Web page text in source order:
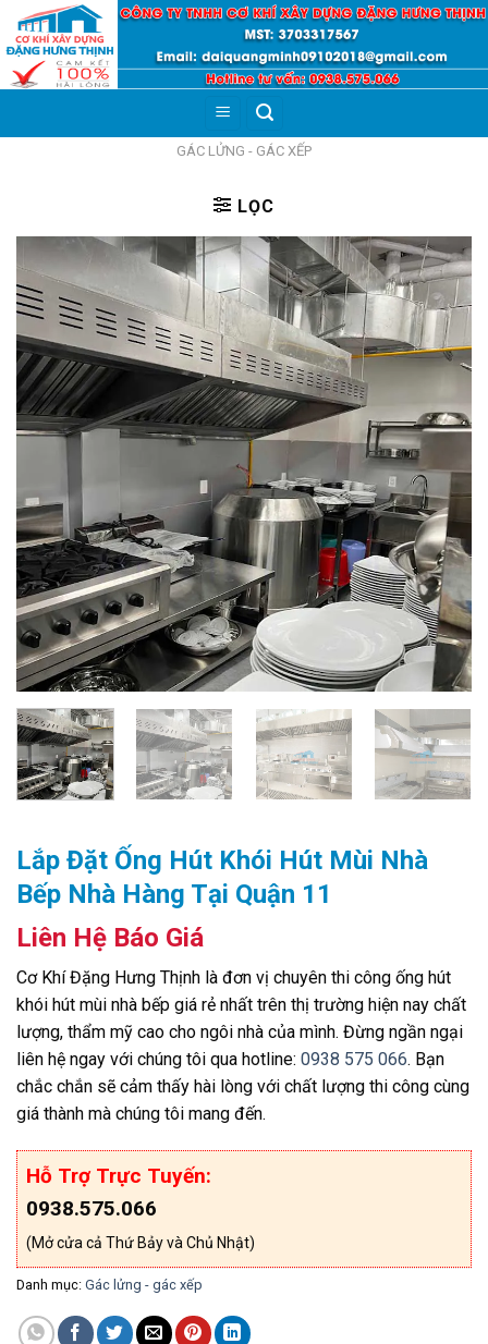
Skip
content
GÁC LỬNG - GÁC XẾP
LỌC
Lắp Đặt Ống Hút Khói Hút Mùi Nhà
Bếp Nhà Hàng Tại Quận 11
Liên Hệ Báo Giá
Cơ Khí Đặng Hưng Thịnh là đơn vị chuyên thi công ống hút
khói hút mùi nhà bếp giá rẻ nhất trên thị trường hiện nay chất
lượng, thẩm mỹ cao cho ngôi nhà của mình. Đừng ngần ngại
liên hệ ngay với chúng tôi qua hotline: 0938 575 066. Bạn
chắc chắn sẽ cảm thấy hài lòng với chất lượng thi công cùng
giá thành mà chúng tôi mang đến.
Hỗ Trợ Trực Tuyến:
0938.575.066
(Mở cửa cả Thứ Bảy và Chủ Nhật)
Danh mục: Gác lửng - gác xếp